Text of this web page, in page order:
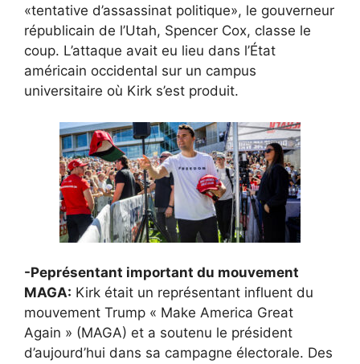
«tentative d’assassinat politique», le gouverneur
républicain de l’Utah, Spencer Cox, classe le
coup. L’attaque avait eu lieu dans l’État
américain occidental sur un campus
universitaire où Kirk s’est produit.
-Peprésentant important du mouvement
MAGA: Kirk était un représentant influent du
mouvement Trump « Make America Great
Again » (MAGA) et a soutenu le président
d’aujourd’hui dans sa campagne électorale. Des